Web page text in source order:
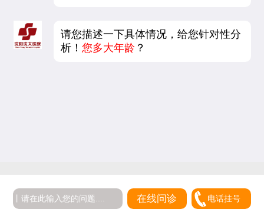
请您描述一下具体情况，给您针对性分
析！您多大年龄 ？
在线问诊 电话挂号